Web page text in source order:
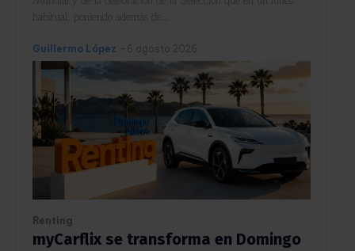
habitual, poniendo además de...
Guillermo López - 6 agosto 2026
Renting
myCarflix se transforma en Domingo